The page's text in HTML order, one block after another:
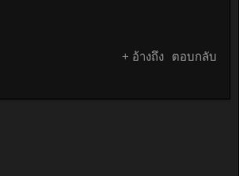
+ อ้างถึง ตอบกลับ